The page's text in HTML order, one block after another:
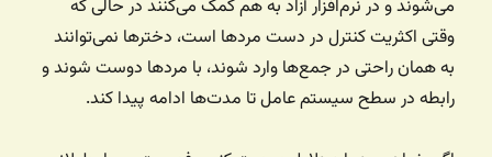
می‌شوند و در نرم‌افزار آزاد به هم کمک می‌کنند در حالی که
وقتی اکثریت کنترل در دست مردها است، دخترها نمی‌توانند
به همان راحتی در جمع‌ها وارد شوند، با مردها دوست شوند و
رابطه در سطح سیستم عامل تا مدت‌ها ادامه پیدا کند.